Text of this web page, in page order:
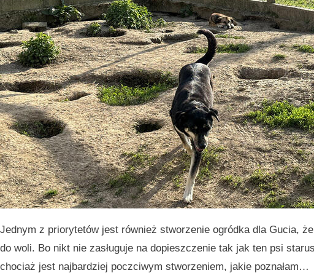
Jednym z priorytetów jest również stworzenie ogródka dla Gucia,
do woli. Bo nikt nie zasługuje na dopieszczenie tak jak ten psi
chociaż jest najbardziej poczciwym stworzeniem, jakie poznałam…